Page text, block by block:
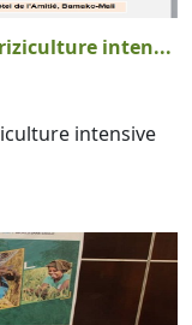
inten...
intensive